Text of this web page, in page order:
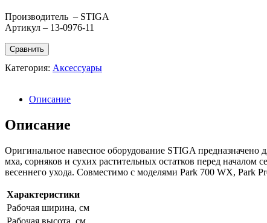
Производитель – STIGA
Артикул – 13-0976-11
Сравнить
Категория: Аксессуары
Описание
Описание
Оригинальное навесное оборудование STIGA предназначено
мха, сорняков и сухих растительных остатков перед началом
весеннего ухода. Совместимо с моделями Park 700 WX, Park
Характеристики
Рабочая ширина, см
Рабочая высота, см